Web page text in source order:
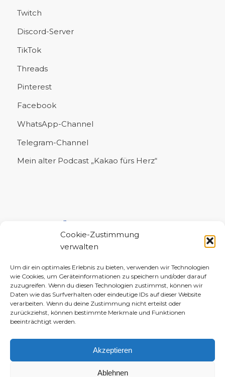
Cookie-Zustimmung
verwalten
Um dir ein optimales Erlebnis zu bieten, verwenden wir Technologien
wie Cookies, um Geräteinformationen zu speichern und/oder darauf
zuzugreifen. Wenn du diesen Technologien zustimmst, können wir
Daten wie das Surfverhalten oder eindeutige IDs auf dieser Website
verarbeiten. Wenn du deine Zustimmung nicht erteilst oder
zurückziehst, können bestimmte Merkmale und Funktionen
beeinträchtigt werden.
Akzeptieren
Ablehnen
Twitch
Discord-Server
TikTok
Threads
Pinterest
Facebook
WhatsApp-Channel
Telegram-Channel
Mein alter Podcast „Kakao fürs Herz“